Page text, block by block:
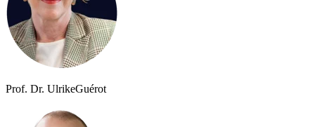
Prof. Dr. UlrikeGuérot